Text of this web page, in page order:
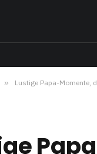
» Lustige Papa-Momente,